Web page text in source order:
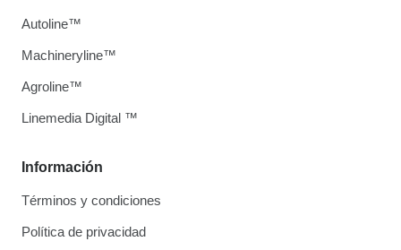
Información
Términos y condiciones
Política de privacidad
Autoline™
Machineryline™
Agroline™
Linemedia Digital ™